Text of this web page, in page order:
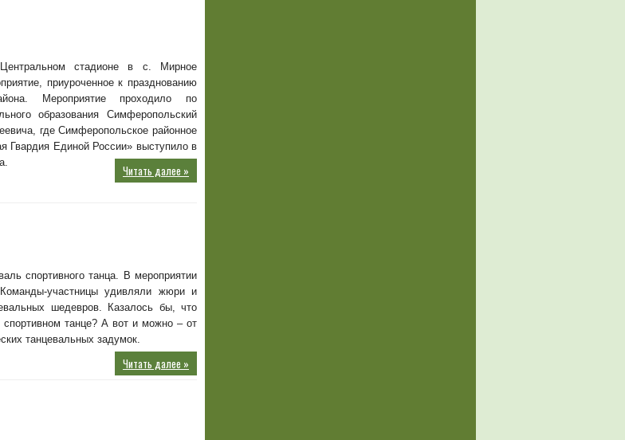
стадионе в с. Мирное
приуроченное к празднованию
Мероприятие проходило по
образования Симферопольский
где Симферопольское районное
Единой России» выступило в
Читать далее »
спортивного танца. В мероприятии
участницы удивляли жюри и
шедевров. Казалось бы, что
танце? А вот и можно – от
танцевальных задумок.
Читать далее »